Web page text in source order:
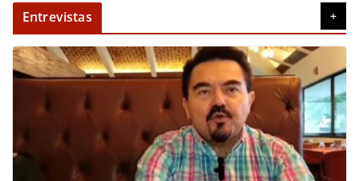
Entrevistas +